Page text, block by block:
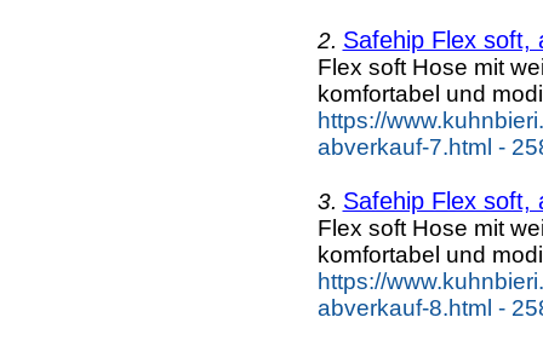
2. Safehip Flex soft,
Flex soft Hose mit
komfortabel und
https://
abverkauf-7.html -
3. Safehip Flex soft,
Flex soft Hose mit
komfortabel und
https://
abverkauf-8.html -